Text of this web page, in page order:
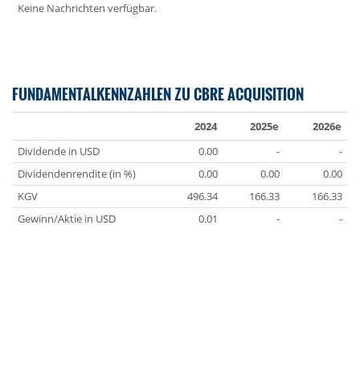
Keine Nachrichten verfügbar.
FUNDAMENTALKENNZAHLEN ZU CBRE ACQUISITION
2024 2025e
2026e
Dividende in USD
0.00 -
-
Dividendenrendite (in %)
0.00 0.00
0.00
KGV
496.34 166.33
166.33
Gewinn/Aktie in USD
0.01 - -